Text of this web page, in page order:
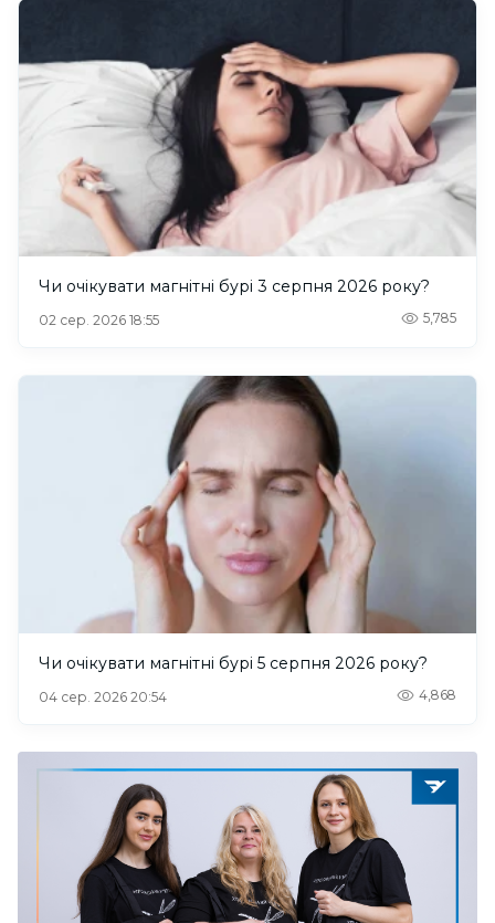
Чи очікувати магнітні бурі 3 серпня 2026 року?
02 сер. 2026 18:55 5,785
Чи очікувати магнітні бурі 5 серпня 2026 року?
04 сер. 2026 20:54 4,868